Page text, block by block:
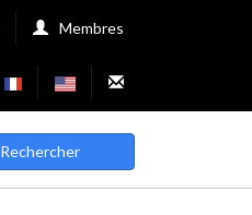
Membres
Rechercher